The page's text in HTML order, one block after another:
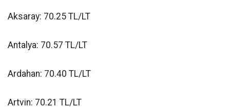
Aksaray: 70.25 TL/LT
Antalya: 70.57 TL/LT
Ardahan: 70.40 TL/LT
Artvin: 70.21 TL/LT